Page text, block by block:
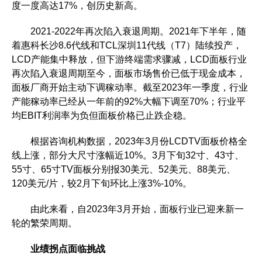
度一度高达17%，创历史新高。
2021-2022年再次陷入衰退周期。2021年下半年，随
着惠科长沙8.6代线和TCL深圳11代线（T7）陆续投产，
LCD产能集中释放，但下游终端需求骤减，LCD面板行业
再次陷入衰退周期至今，面板市场售价已低于现金成本，
面板厂商开始主动下调稼动率。截至2023年一季度，行业
产能稼动率已经从一年前的92%大幅下调至70%；行业平
均EBIT利润率为负但面板价格已止跌企稳。
根据咨询机构数据，2023年3月份LCDTV面板价格全
线上涨，部分大尺寸涨幅近10%。3月下旬32寸、43寸、
55寸、65寸TV面板分别报30美元、52美元、88美元、
120美元/片，较2月下旬环比上涨3%-10%。
由此来看，自2023年3月开始，面板行业已迎来新一
轮的繁荣周期。
业绩拐点面临挑战